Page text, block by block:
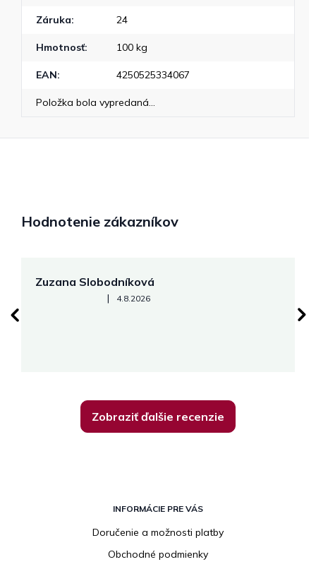
Záruka: 24
Hmotnosť: 100 kg
EAN: 4250525334067
Položka bola vypredaná…
Hodnotenie zákazníkov
Zuzana Slobodníková
Hodnotenie obchodu je 5 z 5 hviezdičiek.
| 4.8.2026
Zobraziť ďalšie recenzie
INFORMÁCIE PRE VÁS
Doručenie a možnosti platby
Obchodné podmienky